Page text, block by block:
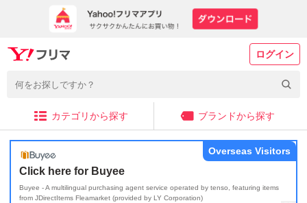
ログイン
カテゴリから探す ブランドから探す
Click here for Buyee
Buyee - A multilingual purchasing agent service operated by tenso, featuring items
from JDirectItems Fleamarket (provided by LY Corporation)
Overseas Visitors